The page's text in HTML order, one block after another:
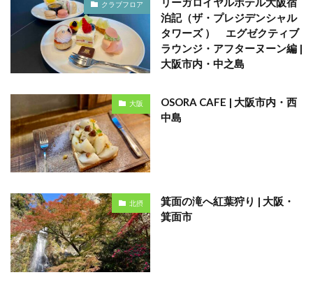
クラブフロア
泊記（ザ・プレジデンシャル
タワーズ ） エグゼクティブ
ラウンジ・アフターヌーン編 |
大阪市内・中之島
大阪
OSORA CAFE | 大阪市内・西
中島
北摂
箕面の滝へ紅葉狩り | 大阪・
箕面市